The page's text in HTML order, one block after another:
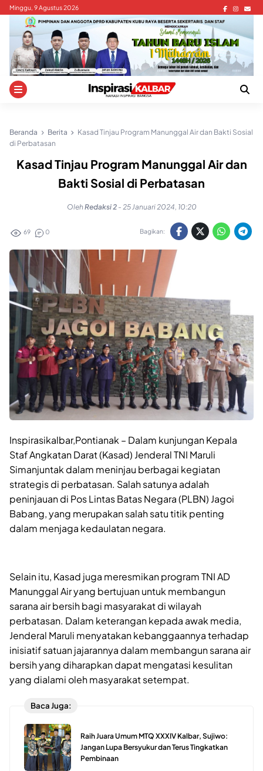
Skip
content
Minggu, 9 Agustus 2026
Beranda Berita
Kasad Tinjau Program Manunggal Air dan Bakti Sosial
di Perbatasan
Kasad Tinjau Program Manunggal Air dan
Bakti Sosial di Perbatasan
OlehRedaksi 2 - 25 Januari 2024, 10:20
69 0 Bagikan:
Inspirasikalbar,Pontianak – Dalam kunjungan Kepala
Staf Angkatan Darat (Kasad) Jenderal TNI Maruli
Simanjuntak dalam meninjau berbagai kegiatan
strategis di perbatasan. Salah satunya adalah
peninjauan di Pos Lintas Batas Negara (PLBN) Jagoi
Babang, yang merupakan salah satu titik penting
dalam menjaga kedaulatan negara.
Selain itu, Kasad juga meresmikan program TNI AD
Manunggal Air yang bertujuan untuk membangun
sarana air bersih bagi masyarakat di wilayah
perbatasan. Dalam keterangan kepada awak media,
Jenderal Maruli menyatakan kebanggaannya terhadap
inisiatif satuan jajarannya dalam membangun sarana air
bersih yang diharapkan dapat mengatasi kesulitan
yang dialami oleh masyarakat setempat.
Baca Juga:
Raih Juara Umum MTQ XXXIV Kalbar, Sujiwo:
Jangan Lupa Bersyukur dan Terus Tingkatkan
Pembinaan